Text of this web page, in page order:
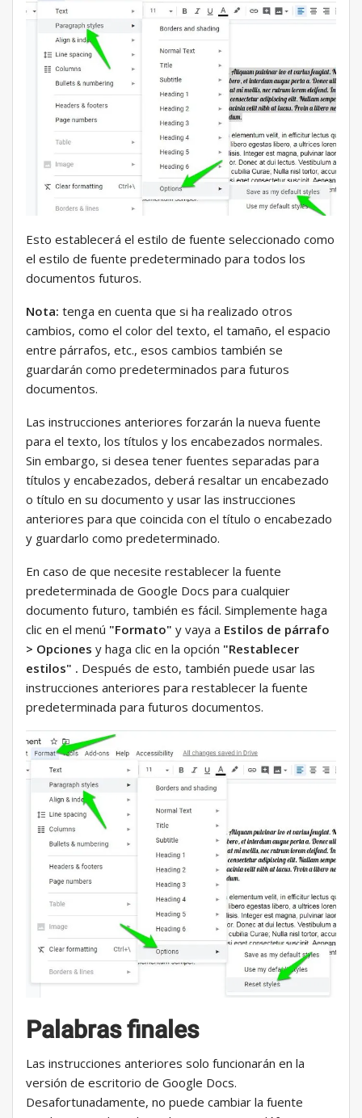
Esto establecerá el estilo de fuente seleccionado como
el estilo de fuente predeterminado para todos los
documentos futuros.
Nota: tenga en cuenta que si ha realizado otros
cambios, como el color del texto, el tamaño, el espacio
entre párrafos, etc., esos cambios también se
guardarán como predeterminados para futuros
documentos.
Las instrucciones anteriores forzarán la nueva fuente
para el texto, los títulos y los encabezados normales.
Sin embargo, si desea tener fuentes separadas para
títulos y encabezados, deberá resaltar un encabezado
o título en su documento y usar las instrucciones
anteriores para que coincida con el título o encabezado
y guardarlo como predeterminado.
En caso de que necesite restablecer la fuente
predeterminada de Google Docs para cualquier
documento futuro, también es fácil. Simplemente haga
clic en el menú "Formato" y vaya a Estilos de párrafo
> Opciones y haga clic en la opción "Restablecer
estilos" . Después de esto, también puede usar las
instrucciones anteriores para restablecer la fuente
predeterminada para futuros documentos.
Palabras finales
Las instrucciones anteriores solo funcionarán en la
versión de escritorio de Google Docs.
Desafortunadamente, no puede cambiar la fuente